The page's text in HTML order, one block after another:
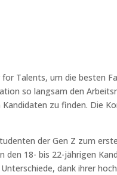
Talents, um die besten
so langsam den
zu finden. Die
der Gen Z zum
den 18- bis 22-jährigen
dank ihrer